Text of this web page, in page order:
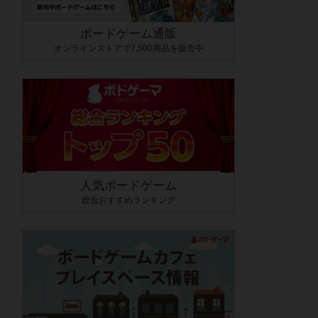
ボードゲーム通販
オンラインストアで7,500商品を販売中
人気ボードゲーム
総合おすすめランキング